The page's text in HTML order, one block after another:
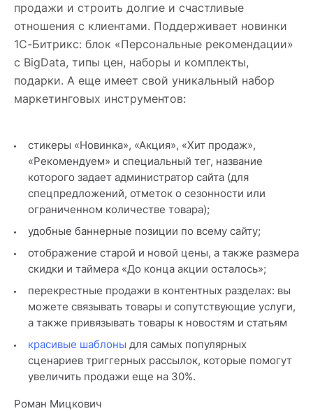
продажи и строить долгие и счастливые
отношения с клиентами. Поддерживает новинки
1С-Битрикс: блок «Персональные рекомендации»
с BigData, типы цен, наборы и комплекты,
подарки. А еще имеет свой уникальный набор
маркетинговых инструментов:
стикеры «Новинка», «Акция», «Хит продаж»,
«Рекомендуем» и специальный тег, название
которого задает администратор сайта (для
спецпредложений, отметок о сезонности или
ограниченном количестве товара);
удобные баннерные позиции по всему сайту;
отображение старой и новой цены, а также размера
скидки и таймера «До конца акции осталось»;
перекрестные продажи в контентных разделах: вы
можете связывать товары и сопутствующие услуги,
а также привязывать товары к новостям и статьям
красивые шаблоны для самых популярных
сценариев триггерных рассылок, которые помогут
увеличить продажи еще на 30%.
Роман Мицкович